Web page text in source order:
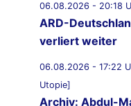
06.08.2026 - 20:18
ARD-
verliert weiter
06.08.2026 - 17:22
Utopie]
Archiv: Abdul-